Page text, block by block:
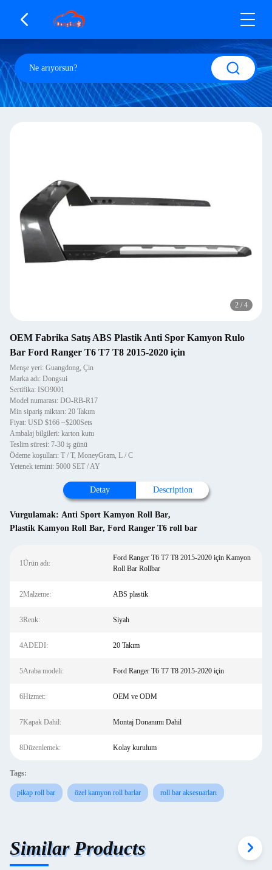
2 / 4
OEM Fabrika Satış ABS Plastik Anti Spor Kamyon Rulo
Bar Ford Ranger T6 T7 T8 2015-2020 için
Menşe yeri: Guangdong, Çin
Marka adı: Dongsui
Sertifika: ISO9001
Model numarası: DO-RB-R17
Min sipariş miktarı: 20 Takım
Fiyat: USD $166 ~$200Sets
Ambalaj bilgileri: karton kutu
Teslim süresi: 7-30 iş günü
Ödeme koşulları: T / T, MoneyGram, L / C
Yetenek temini: 5000 SET / AY
Detay Description
Vurgulamak: Anti Sport Kamyon Roll Bar,
Plastik Kamyon Roll Bar, Ford Ranger T6 roll bar
1Ürün adı:
Ford Ranger T6 T7 T8 2015-2020 için Kamyon
Roll Bar Rollbar
2Malzeme: ABS plastik
3Renk: Siyah
4ADEDI: 20 Takım
5Araba modeli: Ford Ranger T6 T7 T8 2015-2020 için
6Hizmet: OEM ve ODM
7Kapak Dahil: Montaj Donanımı Dahil
8Düzenlemek: Kolay kurulum
Tags:
pikap roll bar özel kamyon roll barlar roll bar aksesuarları
Similar Products